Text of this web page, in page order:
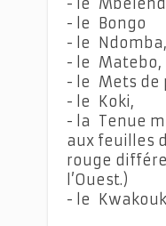
- le Bongo
- le Ndomba,
- le Matebo,
- le Mets de
- le Koki,
- la Tenue
aux feuilles
rouge
l’Ouest.)
- le